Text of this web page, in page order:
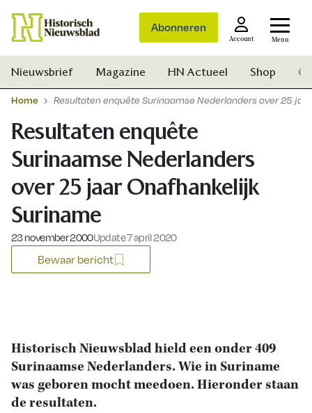
Abonneren
Account Menu
Nieuwsbrief Magazine HN Actueel Shop
Home Resultaten enquête Surinaamse Nederlanders over 25
Resultaten enquête
Surinaamse Nederlanders
over 25 jaar Onafhankelijk
Suriname
Gepubliceerd op:
23 november 2000Update 7 april 2020
Bewaar bericht
Historisch Nieuwsblad hield een onder 409
Surinaamse Nederlanders. Wie in Suriname
was geboren mocht meedoen. Hieronder staan
de resultaten.